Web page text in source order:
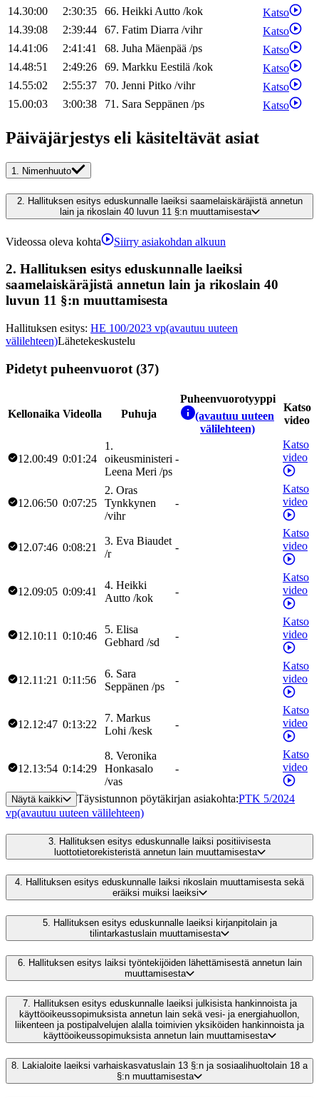
14.30:00
2:30:35 66. HeikkiAutto /kok
Katso
14.39:08
2:39:44 67. Fatim Diarra /vihr
Katso
14.41:06
2:41:41 68. Juha Mäenpää /ps
Katso
14.48:51
2:49:26 69. Markku Eestilä /kok
Katso
14.55:02
2:55:37 70. Jenni Pitko /vihr
Katso
15.00:03
3:00:38 71. Sara Seppänen /ps Katso
Päiväjärjestys eli käsiteltävät asiat
1. Nimenhuuto
2. Hallituksen esitys eduskunnalle laeiksi saamelaiskäräjistä annetun
lain ja rikoslain 40 luvun 11 §:n muuttamisesta
Videossa oleva kohta Siirry asiakohdan alkuun
2. Hallituksen esitys eduskunnalle laeiksi
saamelaiskäräjistä annetun lain ja rikoslain 40
luvun 11 §:n muuttamisesta
Hallituksen esitys: HE 100/2023 vp(avautuu uuteen
välilehteen)Lähetekeskustelu
Pidetyt puheenvuorot (37)
Kellonaika Videolla Puhuja
Puheenvuorotyyppi
(avautuu uuteen
välilehteen)
Katso
video
12.00:49 0:01:24
1 .
oikeusministeri
Leena Meri /ps
-
Katso
video
12.06:50 0:07:25
2. Oras
Tynkkynen
/vihr
-
Katso
video
12.07:46 0:08:21
3. Eva Biaudet
/r
-
Katso
video
12.09:05 0:09:41
4. Heikki
Autto /kok
-
Katso
video
12.10:11 0:10:46
5. Elisa
Gebhard /sd
-
Katso
video
12.11:21 0:11:56
6. Sara
Seppänen /ps
-
Katso
video
12.12:47 0:13:22
7. Markus
Lohi /kesk
-
Katso
video
12.13:54 0:14:29
8. Veronika
Honkasalo
/vas
-
Katso
video
Näytä kaikki Täysistunnon pöytäkirjan asiakohta:PTK 5/2024
vp(avautuu uuteen välilehteen)
3. Hallituksen esitys eduskunnalle laiksi positiivisesta
luottotietorekisteristä annetun lain muuttamisesta
4. Hallituksen esitys eduskunnalle laiksi rikoslain muuttamisesta sekä
eräiksi muiksi laeiksi
5.
Hallituksen esitys eduskunnalle laeiksi kirjanpitolain ja
tilintarkastuslain muuttamisesta
6. Hallituksen esitys laiksi työntekijöiden lähettämisestä annetun lain
muuttamisesta
7. Hallituksen esitys eduskunnalle laeiksi julkisista hankinnoista ja
käyttöoikeussopimuksista annetun lain sekä vesi- ja energiahuollon,
liikenteen ja postipalvelujen alalla toimivien yksiköiden hankinnoista ja
käyttöoikeussopimuksista annetun lain muuttamisesta
8.
Lakialoite laeiksi varhaiskasvatuslain 13 §:n ja sosiaalihuoltolain 18 a
§:n muuttamisesta